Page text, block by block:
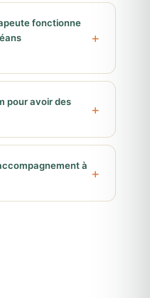
fonctionne
pour avoir des
à